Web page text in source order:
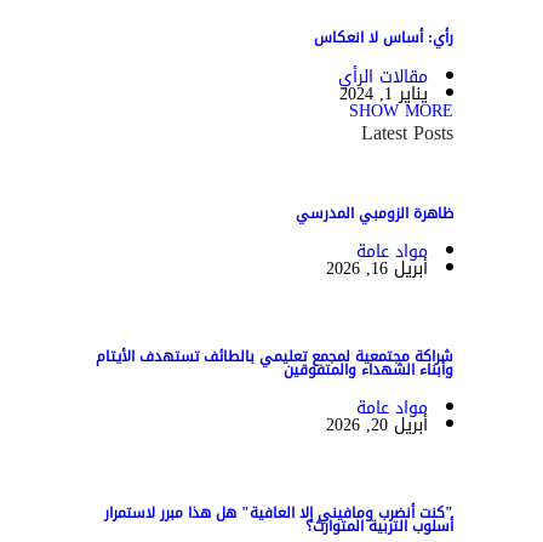
رأي: أساس لا انعكاس
مقالات الرأي
يناير 1, 2024
SHOW MORE
Latest Posts
ظاهرة الزومبي المدرسي
مواد عامة
أبريل 16, 2026
شراكة مجتمعية لمجمع تعليمي بالطائف تستهدف الأيتام
وأبناء الشهداء والمتفوقين
مواد عامة
أبريل 20, 2026
"كنت أنضرب ومافيني إلا العافية" هل هذا مبرر لاستمرار
أسلوب التربية المتوارث؟